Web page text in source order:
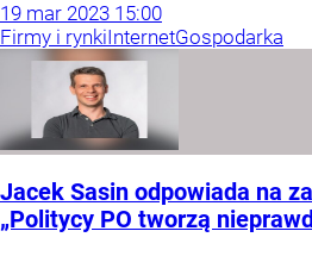
19 mar 2023 15:00
Firmy i rynkiInternetGospodarka
Jacek Sasin odpowiada na
„Politycy PO tworzą